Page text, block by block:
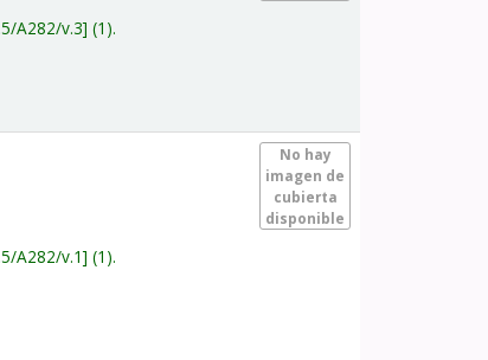
A282/v.3 (1).
No hay
imagen de
cubierta
disponible
A282/v.1 (1).